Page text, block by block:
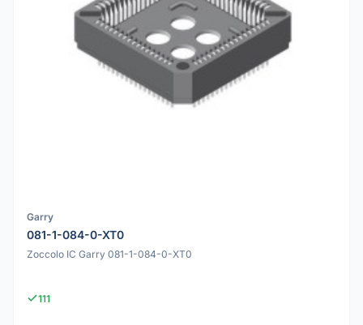
Garry
081-1-084-0-XT0
Zoccolo IC Garry 081-1-084-0-XT0
111